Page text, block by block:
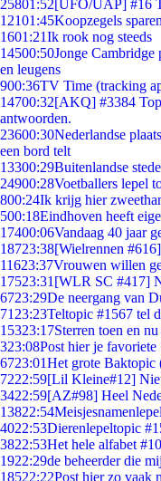
25801:52[UFO/UAP] #16
12101:45Koopzegels
1601:21Ik rook nog steeds
14500:50Jonge Cambridge
en leugens
900:36TV Time (tracking
14700:32[AKQ] #3384
antwoorden.
23600:30Nederlandse
een bord telt
13300:29Buitenlandse
24900:28Voetballers lepel
800:24Ik krijg hier
500:18Eindhoven heeft
17400:06Vandaag 40 jaar
18723:38[Wielrennen
11623:37Vrouwen willen
17523:31 [WLR SC #417]
6723:29De neergang van
71 23:23Teltopic #1567 tel
15323:17Sterren toen en nu
323:08Post hier je
6723:01Het grote Baktopic
7222:59[Lil Kleine#12]
3422:59[AZ#98] Heel
13822:54
4022:53Dierenlepeltopic
3822:53Het hele alfabet
1922:29de beheerder die
18522:22Post hier zo vaak